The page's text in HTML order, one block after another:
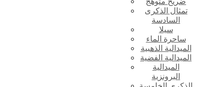
تمثال الذكرى
السادسة
سيلا
ساحرة الماء
الميدالية الذهبية
الميدالية الفضية
الميدالية
البرونزية